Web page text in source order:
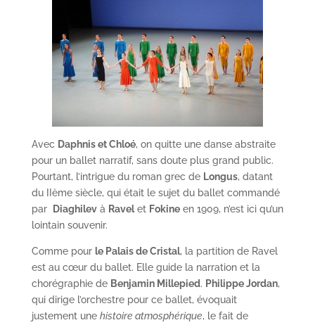
Avec Daphnis et Chloé, on quitte une danse abstraite
pour un ballet narratif, sans doute plus grand public.
Pourtant, l’intrigue du roman grec de Longus, datant
du IIème siècle, qui était le sujet du ballet commandé
par
Diaghilevà Ravelet Fokineen 1909, n’est ici qu’un
lointain souvenir.
Comme pour le Palais de Cristal, la partition de Ravel
est au cœur du ballet. Elle guide la narration et la
chorégraphie de Benjamin Millepied. Philippe Jordan,
qui dirige l’orchestre pour ce ballet, évoquait
justement une histoire atmosphérique, le fait de